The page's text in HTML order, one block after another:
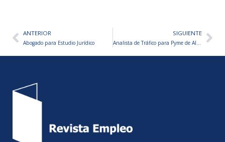
AntANTERIOR
Abogado para Estudio Jurídico
SIGUIENTE
Analista de Tráfico para Pyme de Alquiler de Mobiliario